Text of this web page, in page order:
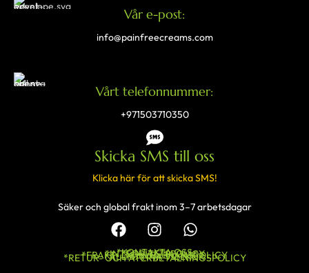
Vår e-post:
info@painfreecreams.com
Vårt telefonnummer:
+971503710350
Skicka SMS till oss
Klicka här för att skicka SMS!
Säker och global frakt inom 3–7 arbetsdagar
*KONTAKTA OSS
*INTEGRITETSPOLICY
*FRAKT- OCH LEVERANSPOLICY
*ALLMÄNNA VILLKOR
*RETUR- OCH ÅTERBETALNINGSPOLICY